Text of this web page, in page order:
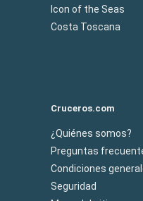
Icon of the Seas
Costa Toscana
Cruceros.com
¿Quiénes somos?
Preguntas
Condiciones
Seguridad